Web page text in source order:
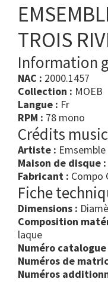
TROIS
Information
NAC : 2000.1457
Collection : MOEB
Langue : Fr
RPM : 78 mono
Crédits
Artiste :
Maison de disque :
Fabricant : Compo
Fiche
Dimensions :
Composition
laque
Numéro
Numéros de
Numéros